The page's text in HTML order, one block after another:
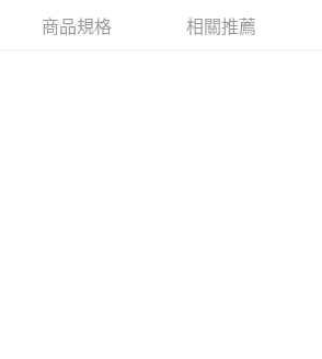
商品規格 相關推薦